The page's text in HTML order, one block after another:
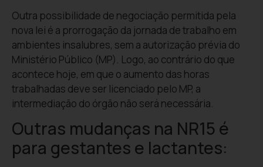
Outra possibilidade de negociação permitida pela
nova lei é a prorrogação da jornada de trabalho em
ambientes insalubres, sem a autorização prévia do
Ministério Público (MP). Logo, ao contrário do que
acontece hoje, em que o aumento das horas
trabalhadas deve ser licenciado pelo MP, a
intermediação do órgão não será necessária.
Outras mudanças na NR15 é
para gestantes e lactantes: